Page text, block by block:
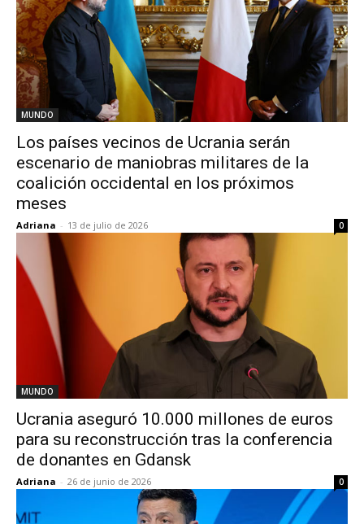
MUNDO
Los países vecinos de Ucrania serán
escenario de maniobras militares de la
coalición occidental en los próximos
meses
Adriana - 13 de julio de 2026 0
MUNDO
Ucrania aseguró 10.000 millones de euros
para su reconstrucción tras la conferencia
de donantes en Gdansk
Adriana - 26 de junio de 2026 0